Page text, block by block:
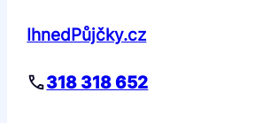
IhnedPůjčky.cz
318 318 652